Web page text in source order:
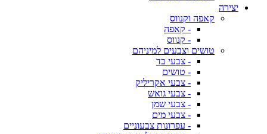
יצירה
קאפה וקנווס
- קאפה
- קנווס
טושים וצבעים למיניהם
- צבעי בד
- טושים
- צבעי אקריליק
- צבעי גואש
- צבעי שמן
- צבעי מים
- עפרונות צבעוניים